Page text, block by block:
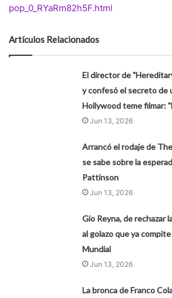
pop_0_RYaRm82h5F.html
Artículos Relacionados
El director de
y confesó el secreto de
Hollywood teme filmar:
Jun 13, 2026
Arrancó el rodaje de
se sabe sobre la
Pattinson
Jun 13, 2026
Gio Reyna, de rechazar
al golazo que ya
Mundial
Jun 13, 2026
La bronca de Franco